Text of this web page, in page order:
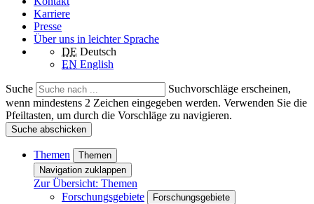
Karriere
Presse
Über uns in leichter Sprache
DE Deutsch
EN English
Suche
Suchvorschläge erscheinen,
wenn mindestens 2 Zeichen eingegeben werden. Verwenden Sie die
Pfeiltasten, um durch die Vorschläge zu navigieren.
Suche abschicken
Themen
Themen
Navigation zuklappen
Zur Übersicht: Themen
Forschungsgebiete
Forschungsgebiete